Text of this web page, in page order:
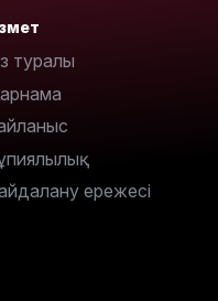
туралы
ережесі